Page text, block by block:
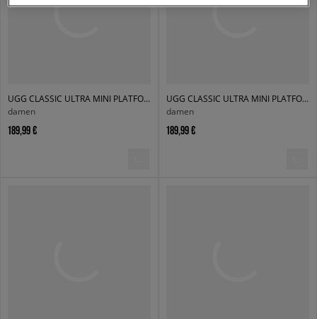
UGG CLASSIC ULTRA MINI PLATFORM
damen
189,99 €
UGG CLASSIC ULTRA MINI PLATFORM
damen
189,99 €